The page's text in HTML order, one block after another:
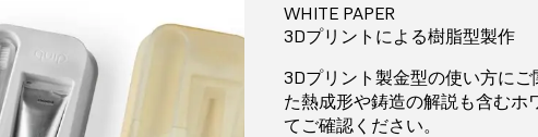
WHITE PAPER
3Dプリントによる樹脂型製作
3Dプリント製金型の使い方に
た熱成形や鋳造の解説も含むホ
てご確認ください。